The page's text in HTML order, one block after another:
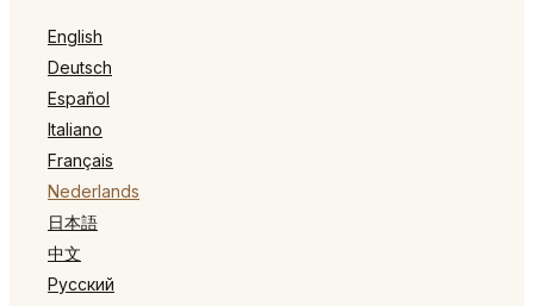
English
Deutsch
Español
Italiano
Français
Nederlands
日本語
中文
Русский